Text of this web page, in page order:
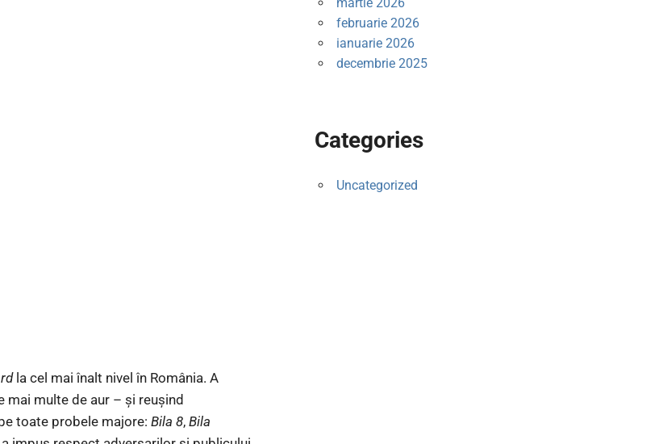
la cel mai înalt nivel în România. A
mai multe de aur – și reușind
toate probele majore: Bila 8, Bila
februarie 2026
ianuarie 2026
decembrie 2025
Categories
Uncategorized